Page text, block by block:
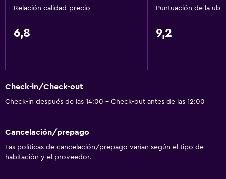
Baño
Secador de pelo
Zona de trabajo
Escritorio
Relación calidad-precio
6,8
Puntuación de la
9,2
Check-in/Check-out
Check-in después de las 14:00 - Check-out antes de las 12:00
Cancelación/prepago
Las políticas de cancelación/prepago varían según el tipo de
habitación y el proveedor.